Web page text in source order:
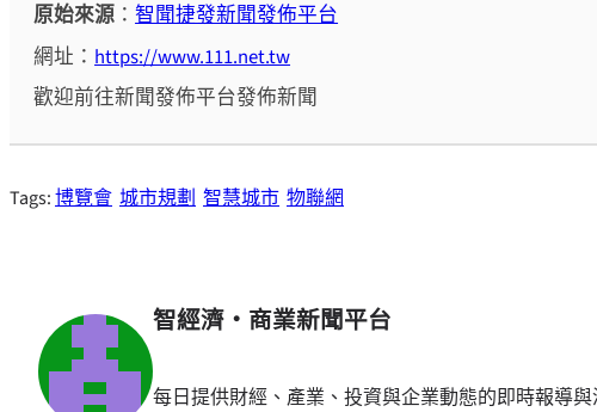
原始來源 ：智聞捷發新聞發佈平台
網址： https://www.111.net.tw
歡迎前往新聞發佈平台發佈新聞
Tags:博覽會 城市規劃 智慧城市 物聯網
智經濟・商業新聞平台
每日提供財經、產業、投資與企業動態的即時報導